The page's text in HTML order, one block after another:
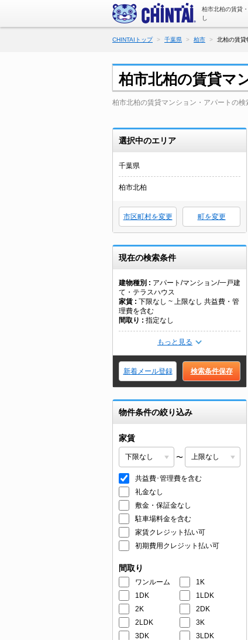
柏市北柏の賃貸
し
CHINTAIトップ 千葉県 柏市 北柏の賃貸
柏市北柏の賃貸マ
柏市北柏の賃貸マンション・アパートの
選択中のエリア
千葉県
柏市北柏
市区町村を変更 町を変更
現在の検索条件
建物種別
アパート/マンション/一戸建
て・テラスハウス
家賃
下限なし ~ 上限なし 共益費・管
理費を含む
間取り
指定なし
もっと見る
新着メール登録 検索条件保存
物件条件の絞り込み
家賃
〜
共益費･管理費を含む
礼金なし
敷金・保証金なし
駐車場料金を含む
家賃クレジット払い可
初期費用クレジット払い可
間取り
ワンルーム
1K
1DK
1LDK
2K
2DK
2LDK
3K
3DK
3LDK